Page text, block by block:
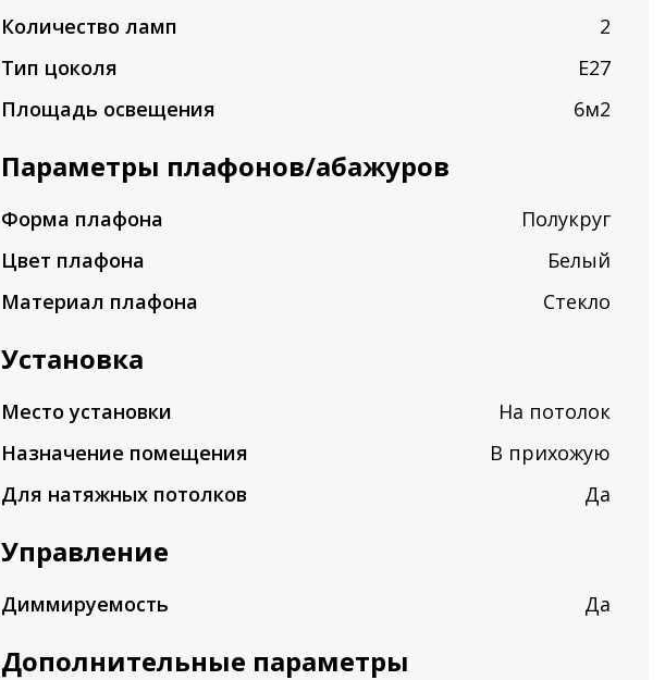
Количество ламп
2
Тип цоколя
E27
Площадь освещения
6м2
Параметры плафонов/абажуров
Форма плафона
Полукруг
Цвет плафона
Белый
Материал плафона
Стекло
Установка
Место установки
На потолок
Назначение помещения
В прихожую
Для натяжных потолков
Да
Управление
Диммируемость Да
Дополнительные параметры